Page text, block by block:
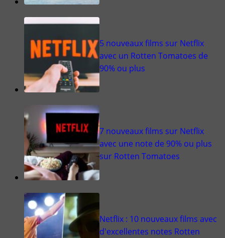
5 nouveaux films sur Netflix
avec un Rotten Tomatoes de
90% ou plus
7 nouveaux films sur Netflix
avec une note de 90% ou plus
sur Rotten Tomatoes
Netflix : 10 nouveaux films avec
d'excellentes notes Rotten